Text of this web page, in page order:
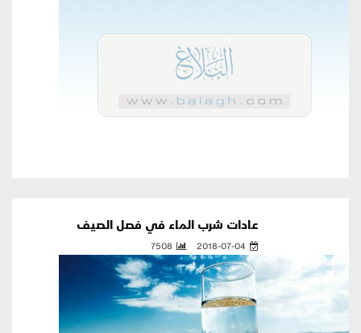
عادات شرب الماء في فصل الصيف
2018-07-04
7508